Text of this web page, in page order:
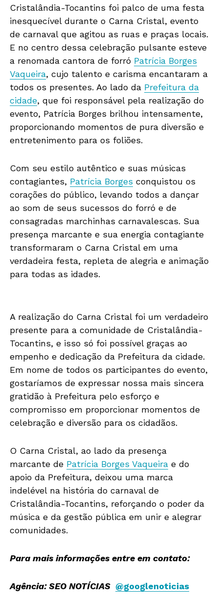
Cristalândia-Tocantins foi palco de uma festa
inesquecível durante o Carna Cristal, evento
de carnaval que agitou as ruas e praças locais.
E no centro dessa celebração pulsante esteve
a renomada cantora de forró Patrícia Borges
Vaqueira, cujo talento e carisma encantaram a
todos os presentes. Ao lado da Prefeitura da
cidade, que foi responsável pela realização do
evento, Patrícia Borges brilhou intensamente,
proporcionando momentos de pura diversão e
entretenimento para os foliões.
Com seu estilo autêntico e suas músicas
contagiantes, Patrícia Borges conquistou os
corações do público, levando todos a dançar
ao som de seus sucessos do forró e de
consagradas marchinhas carnavalescas. Sua
presença marcante e sua energia contagiante
transformaram o Carna Cristal em uma
verdadeira festa, repleta de alegria e animação
para todas as idades.
A realização do Carna Cristal foi um verdadeiro
presente para a comunidade de Cristalândia-
Tocantins, e isso só foi possível graças ao
empenho e dedicação da Prefeitura da cidade.
Em nome de todos os participantes do evento,
gostaríamos de expressar nossa mais sincera
gratidão à Prefeitura pelo esforço e
compromisso em proporcionar momentos de
celebração e diversão para os cidadãos.
O Carna Cristal, ao lado da presença
marcante de Patrícia Borges Vaqueira e do
apoio da Prefeitura, deixou uma marca
indelével na história do carnaval de
Cristalândia-Tocantins, reforçando o poder da
música e da gestão pública em unir e alegrar
comunidades.
Para mais informações entre em contato:
Agência: SEO NOTÍCIAS @googlenoticias